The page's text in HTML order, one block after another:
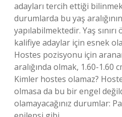
adayları tercih ettiği
durumlarda bu yaş
yapılabilmektedir. Yaş
kalifiye adaylar için esnek
Hostes pozisyonu için
aralığında olmak, 1.60-1.60
Kimler hostes olamaz?
olmasa da bu bir engel
olamayacağınız durumlar: